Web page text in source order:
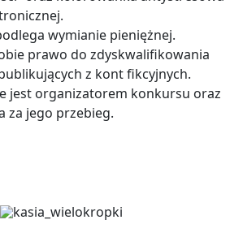
wymianie pieniężnej.
prawo do zdyskwalifikowania
z kont fikcyjnych.
jest organizatorem konkursu oraz
za jego przebieg.